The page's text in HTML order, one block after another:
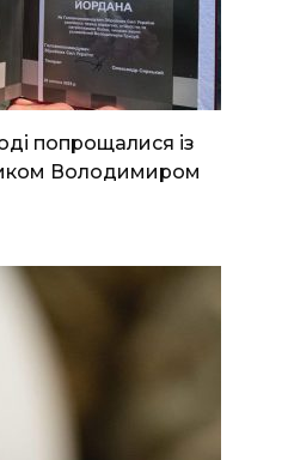
попрощалися із
Володимиром